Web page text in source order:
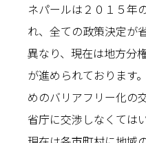
ネパールは２０１５年
れ、全ての政策決定が
異なり、現在は地方分
が進められております
めのバリアフリー化の
省庁に交渉しなくては